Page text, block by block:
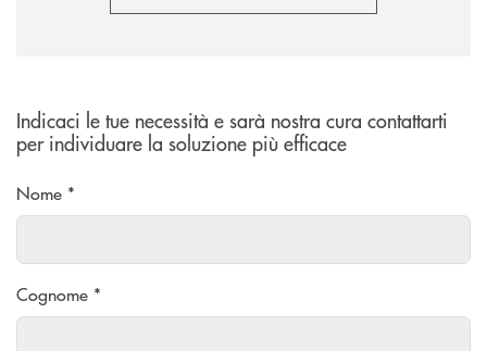
Indicaci le tue necessità e sarà nostra cura contattarti
per individuare la soluzione più efficace
Nome *
Cognome *